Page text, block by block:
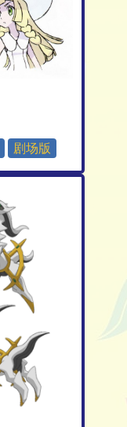
剧场版